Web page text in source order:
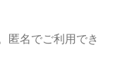
匿名でご利用でき